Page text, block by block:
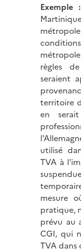
Exemple :
règles
seraient
territoire
en
utilisé
TVA à
mesure
pratique,
prévu au
CGI, qui
TVA dans